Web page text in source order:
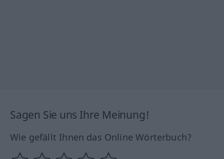
Sagen Sie uns Ihre Meinung!
Wie gefällt Ihnen das Online Wörterbuch?